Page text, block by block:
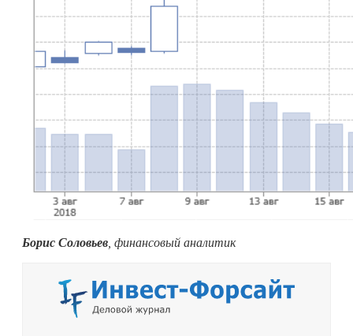
Борис Соловьев , финансовый аналитик